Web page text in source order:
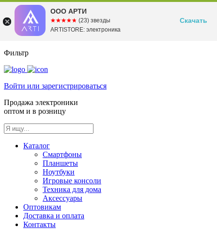
Фильтр
Войти или зарегистрироваться
Продажа электроники
оптом и в розницу
Каталог
Смартфоны
Планшеты
Ноутбуки
Игровые консоли
Техника для дома
Аксессуары
Оптовикам
Доставка и оплата
Контакты
ООО АРТИ
☆☆☆☆☆
★★★★★ (23) звезды
ARTISTORE: электроника
Скачать